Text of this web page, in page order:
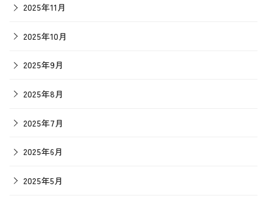
2025年11月
2025年10月
2025年9月
2025年8月
2025年7月
2025年6月
2025年5月